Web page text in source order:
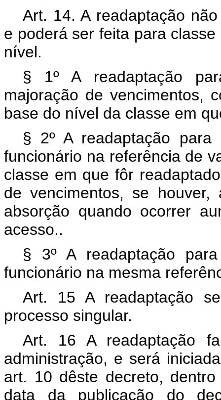
Art. 14. A readaptação
e poderá ser feita para
nível.
§ 1º A readaptação
majoração de vencimentos,
base do nível da classe em
§ 2º A readaptação
funcionário na referência de
classe em que fôr
de vencimentos, se
absorção quando ocorrer
acesso..
§ 3º A readaptação
funcionário na mesma
Art. 15 A readaptação
processo singular.
Art. 16 A readaptação
administração, e será
art. 10 dêste decreto,
data da publicação do